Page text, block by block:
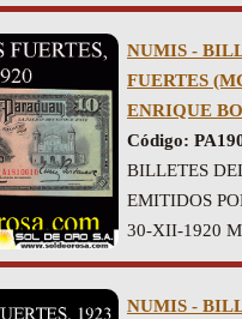
NUMIS -
FUERTES
ENRIQUE
Código:
BILLETES
EMITIDOS
30-XII-1920
NUMIS -